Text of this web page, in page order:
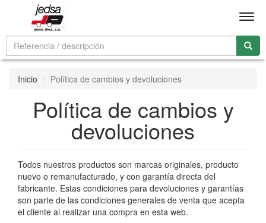
Inicio Política de cambios y devoluciones
Política de cambios y
devoluciones
Todos nuestros productos son marcas originales, producto
nuevo o remanufacturado, y con garantía directa del
fabricante. Estas condiciones para devoluciones y garantías
son parte de las condiciones generales de venta que acepta
el cliente al realizar una compra en esta web.